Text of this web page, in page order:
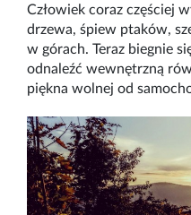
Człowiek coraz częściej
drzewa, śpiew ptaków,
w górach. Teraz biegnie
odnaleźć wewnętrzną
piękna wolnej od